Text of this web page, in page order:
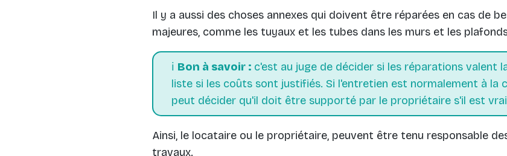
Il y a aussi des choses annexes qui doivent être réparées en cas de
majeures, comme les tuyaux et les tubes dans les murs et les
ℹ️ Bon à savoir : c'est au juge de décider si les réparations valent
liste si les coûts sont justifiés. Si l'entretien est normalement à la
peut décider qu'il doit être supporté par le propriétaire s'il est
Ainsi, le locataire ou le propriétaire, peuvent être tenu responsable
travaux.